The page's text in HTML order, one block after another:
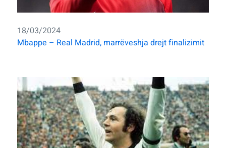
18/03/2024
Mbappe – Real Madrid, marrëveshja drejt finalizimit